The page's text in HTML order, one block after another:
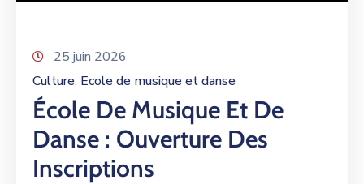
25 juin 2026
Culture‚ Ecole de musique et danse
École De Musique Et De
Danse : Ouverture Des
Inscriptions